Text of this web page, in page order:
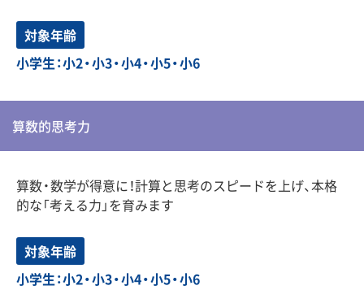
対象年齢
小学生：小2・小3・小4・小5・小6
算数的思考力
算数・数学が得意に！計算と思考のスピードを上げ、本格
的な「考える力」を育みます
対象年齢
小学生：小2・小3・小4・小5・小6